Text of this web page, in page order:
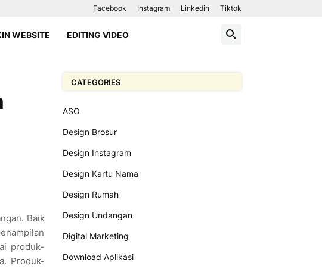
Facebook Instagram Linkedin Tiktok
WEBSITE EDITING VIDEO
Baik
produk-
Produk-
CATEGORIES
ASO
Design Brosur
Design Instagram
Design Kartu Nama
Design Rumah
Design Undangan
Digital Marketing
Download Aplikasi